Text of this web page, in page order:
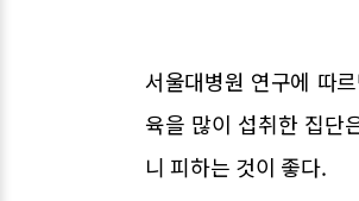
서울대병원 연구에 따
육을 많이 섭취한 집단
니 피하는 것이 좋다.